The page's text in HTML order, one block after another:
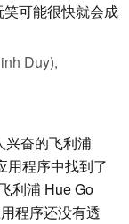
可能很快就会成
Duy),
兴奋的飞利浦
用程序中找到了
利浦 Hue Go
程序还没有透